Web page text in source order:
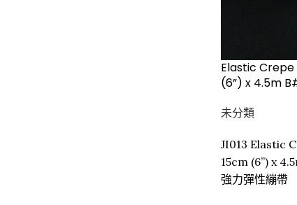
Elastic Crepe
(6”) x 4.5m
未分類
JI013 Elastic
15cm (6”) x
強力彈性繃帶